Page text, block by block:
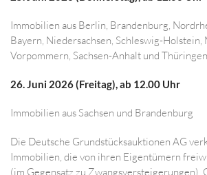
Immobilien aus Berlin, Brandenburg,
Bayern, Niedersachsen, Schleswig-
Vorpommern, Sachsen-Anhalt und Thüringen
26. Juni 2026 (Freitag), ab 12.00 Uhr
Immobilien aus Sachsen und Brandenburg
Die Deutsche Grundstücksauktionen AG
Immobilien, die von ihren Eigentümern
(im Gegensatz zu Zwangsversteigerungen).